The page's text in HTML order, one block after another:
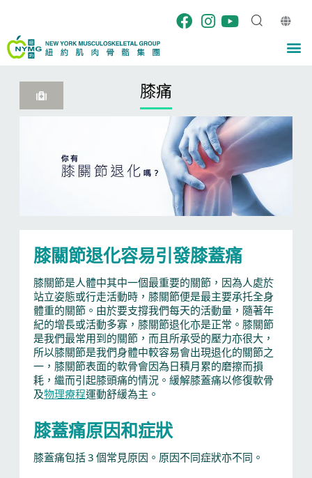
content
膝痛
膝關節退化容易引發膝蓋痛
膝關節是人體中其中一個最重要的關節，因為人處於
站立姿態或行走活動時，膝關節便是最主要承托全身
體重的關節。由於要支撐我們每天的活動量，隨著年
紀的增長或活動多寡，膝關節退化亦是正常。膝關節
是我們最常用到的關節，而且所承受的壓力亦很大，
所以膝關節是我們身體中較容易會出現退化的關節之
一，膝關節表面的軟骨會因為日積月累的磨擦而損
耗，繼而引起膝頭痛的情況。緩解膝蓋痛以修復軟骨
及物理療程運動舒緩為主。
膝蓋痛原因和症狀
膝蓋痛包括 3 個常見原因。原因不同症狀亦不同。